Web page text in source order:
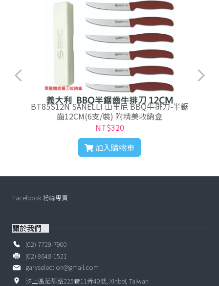
BT85S12N SANELLI 山里尼 BBQ牛排刀-半鋸
齒12CM(6支/裝) 附精美收納盒
NT$320
加入購物車
關於我們
(02) 7729-7900
(02) 8648-1521
garyselection@gmail.com
汐止區茄苳路225巷11弄40號, Xinbei, Taiwan
Facebook 粉絲專頁